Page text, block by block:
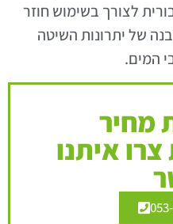
לצורך בשימוש חוזר
של יתרונות השיטה
המים.
מחיר
איתנו